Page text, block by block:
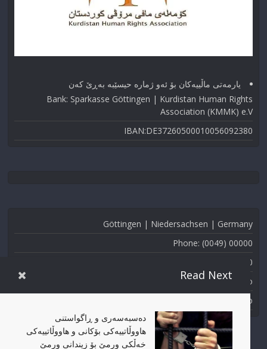
یارمەتی ماڵییەکان بۆ ئەو ژماره حیسێبە بەڕێ کەن
Bank: Sparkasse Göttingen | Kurdistan Human Rights
Association (KMMK) e.V
IBAN:DE37260500010056092380
Göttingen | Niedersachsen | Germany
Phone: (0049) 00000
Fax: (0049) 000-000
Email: info@kmmk.info
Website: www.kmmk.info
Read Next
دەسبەسەری و ڕاگواستنی
هاووڵاتییەکی بۆکانی و هاووڵاتییەکی
خەڵکی ورمێ بۆ زیندانی ورمێ